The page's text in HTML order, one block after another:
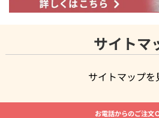
サイトマ
サイトマップを
よく贈られる花
お祝いの花特集
お電話からのご注文